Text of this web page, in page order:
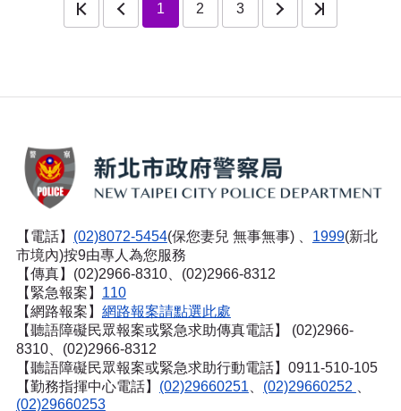
1 2 3
下一頁 最後一頁
【電話】 (02)8072-5454(保您妻兒 無事無事) 、 1999(新北
市境內)按9由專人為您服務
【傳真】(02)2966-8310、(02)2966-8312
【緊急報案】 110
【網路報案】 網路報案請點選此處
【聽語障礙民眾報案或緊急求助傳真電話】
(02)2966-
8310、(02)2966-8312
【聽語障礙民眾報案或緊急求助行動電話】0911-510-105
【勤務指揮中心電話】 (02)29660251 (02)29660252
(02)29660253